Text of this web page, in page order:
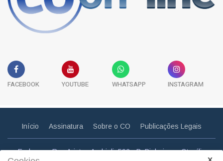
FACEBOOK YOUTUBE WHATSAPP INSTAGRAM
Início Assinatura Sobre o CO Publicações Legais
Endereço: Rua Aristeu Andrioli, 592 - B. Pinheiros - Otacílio